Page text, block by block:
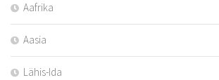
Aafrika
Aasia
Lähis-Ida